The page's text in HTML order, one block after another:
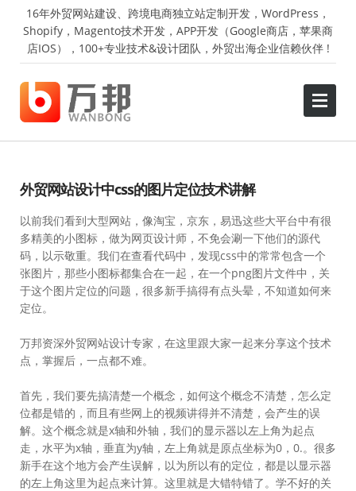
16年外贸网站建设、跨境电商独立站定制开发，WordPress，
Shopify，Magento技术开发，APP开发（Google商店，苹果商
店IOS），100+专业技术&设计团队，外贸出海企业信赖伙伴 !
外贸网站设计中css的图片定位技术讲解
以前我们看到大型网站，像淘宝，京东，易迅这些大平台中有很
多精美的小图标，做为网页设计师，不免会涮一下他们的源代
码，以示敬重。我们在查看代码中，发现css中的常常包含一个
张图片，那些小图标都集合在一起，在一个png图片文件中，关
于这个图片定位的问题，很多新手搞得有点头晕，不知道如何来
定位。
万邦资深外贸网站设计专家，在这里跟大家一起来分享这个技术
点，掌握后，一点都不难。
首先，我们要先搞清楚一个概念，如何这个概念不清楚，怎么定
位都是错的，而且有些网上的视频讲得并不清楚，会产生的误
解。这个概念就是x轴和外轴，我们的显示器以左上角为起点
走，水平为x轴，垂直为y轴，左上角就是原点坐标为0，0.。很多
新手在这个地方会产生误解，以为所以有的定位，都是以显示器
的左上角这里为起点来计算。这里就是大错特错了。学不好的关